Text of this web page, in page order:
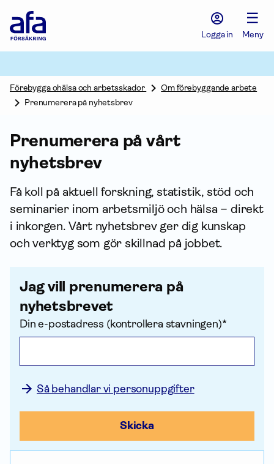
Försäkring
Logga in
☰
Meny
Förebygga ohälsa och arbetsskador
Om förebyggande arbete
Prenumerera på nyhetsbrev
Prenumerera på vårt
nyhetsbrev
Få koll på aktuell forskning, statistik, stöd och
seminarier inom arbetsmiljö och hälsa – direkt
i inkorgen. Vårt nyhetsbrev ger dig kunskap
och verktyg som gör skillnad på jobbet.
Jag vill prenumerera på
nyhetsbrevet
Din e-postadress (kontrollera stavningen)*
Så behandlar vi personuppgifter
Skicka